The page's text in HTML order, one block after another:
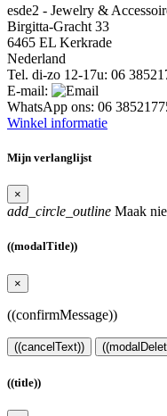
esde2 - Jewelry &
Birgitta-Gracht 33
6465 EL Kerkrade
Nederland
Tel. di-zo 12-17u: 06
E-mail:
WhatsApp ons: 06
Winkel informatie
Mijn verlanglijst
×
add_circle_outline Maak
((modalTitle))
×
((confirmMessage))
((cancelText))
((title))